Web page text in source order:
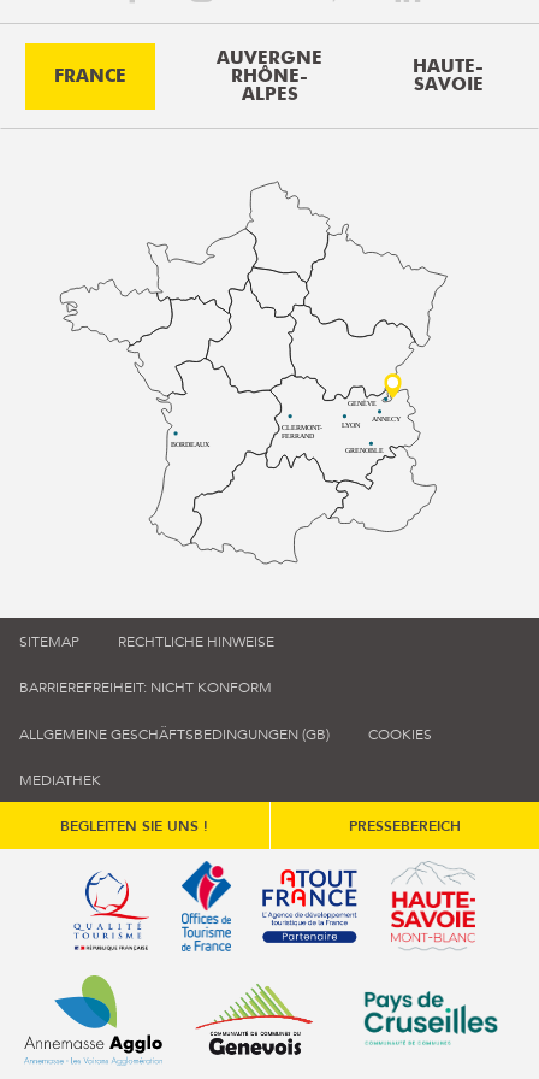
FRANCE
AUVERGNE
RHÔNE-
ALPES
HAUTE-
SAVOIE
BORDEAUX
CLERMONT-
FERRAND
LYON
ANNECY
GRENOBLE
GENÈVE
SITEMAP RECHTLICHE HINWEISE
BARRIEREFREIHEIT: NICHT KONFORM
ALLGEMEINE GESCHÄFTSBEDINGUNGEN (GB) COOKIES
MEDIATHEK
BEGLEITEN SIE UNS ! PRESSEBEREICH
Qualité tourisme (s'ouvre dans une nouvelle fenêtre)
Office de tourisme de France (s'ouvre
Atout France (s'ouvre dans
Annemasse Agglo (s'ouvre dans une nouvelle fenêtre)
Communauté de communes du
Communauté de